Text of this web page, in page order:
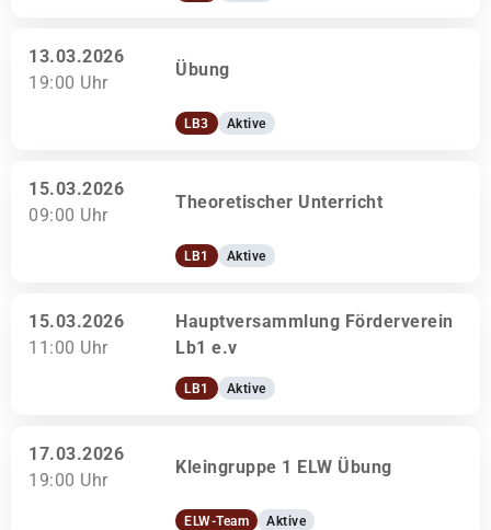
13.03.2026
19:00 Uhr
Übung
LB3 Aktive
15.03.2026
09:00 Uhr
Theoretischer Unterricht
LB1 Aktive
15.03.2026
11:00 Uhr
Hauptversammlung Förderverein
Lb1 e.v
LB1 Aktive
17.03.2026
19:00 Uhr
Kleingruppe 1 ELW Übung
ELW-Team Aktive